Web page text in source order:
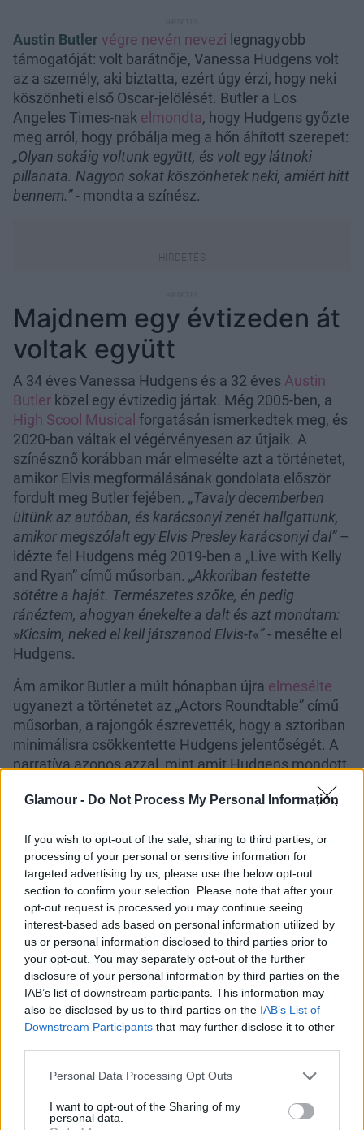
Glamour - Do Not Process My Personal Information
If you wish to opt-out of the sale, sharing to third parties, or
processing of your personal or sensitive information for
targeted advertising by us, please use the below opt-out
section to confirm your selection. Please note that after your
opt-out request is processed you may continue seeing
interest-based ads based on personal information utilized by
us or personal information disclosed to third parties prior to
your opt-out. You may separately opt-out of the further
disclosure of your personal information by third parties on the
IAB’s list of downstream participants. This information may
also be disclosed by us to third parties on the IAB’s List of
Downstream Participants that may further disclose it to other
Please note that this website/app uses one or more Google
not limited to your visit or usage behaviour. You may click to
grant or deny consent to Google and its third-party tags to
Personal Data Processing Opt Outs
I want to opt-out of the Sharing of my
personal data.
Austin Butler végre nevén nevezi legnagyobb
támogatóját: volt barátnője, Vanessa Hudgens volt
az a személy, aki biztatta, ezért úgy érzi, hogy neki
köszönheti első Oscar-jelölését. Butler a Los
Angeles Times-nak elmondta, hogy Hudgens győzte
meg arról, hogy próbálja meg a hőn áhított szerepet:
„Olyan sokáig voltunk együtt, és volt egy látnoki
pillanata. Nagyon sokat köszönhetek neki, amiért hitt
bennem.”- mondta a színész.
Majdnem egy évtizeden át
voltak együtt
A 34 éves Vanessa Hudgens és a 32 éves Austin
Butler közel egy évtizedig jártak. Még 2005-ben, a
High Scool Musical forgatásán ismerkedtek meg, és
2020-ban váltak el végérvényesen az útjaik. A
színésznő korábban már elmesélte azt a történetet,
amikor Elvis megformálásának gondolata először
fordult meg Butler fejében. „Tavaly decemberben
ültünk az autóban, és karácsonyi zenét hallgattunk,
amikor megszólalt egy Elvis Presley karácsonyi dal”–
idézte fel Hudgens még 2019-ben a „Live with Kelly
and Ryan” című műsorban. „Akkoriban festette
sötétre a haját. Természetes szőke, én pedig
ránéztem, ahogyan énekelte a dalt és azt mondtam:
»Kicsim, neked el kell játszanod Elvis-t«”- mesélte el
Hudgens.
Ám amikor Butler a múlt hónapban újra elmesélte
ugyanezt a történetet az „Actors Roundtable” című
műsorban, a rajongók észrevették, hogy a sztoriban
minimálisra csökkentette Hudgens jelentőségét. A
narratíva azonos azzal, mint amit Hudgens mondott,
azt viszont Butler nem árulta el, ki a titokzatos barát.
diktált magának
„Néhány héttel később épp zongoráztam. Igazából
soha nem énekeltem egyik barátomnak sem, de most
ugyanaz a barát volt ott, és előtte játszottam. Azt
mondta: »Komolyan mondom. Ki kell találnod,
hogyan szerezd meg a forgatókönyv jogait.«”Aztán
az ügynököm felhívott, és azt mondta:„Szóval, Baz
Luhrmann egy Elvis-filmet készít.”Az emberek
sokszor
megkérdezték tőle, tudja-e, hogy úgy néz ki,
Everest. Nem tudom, hogy elég jó vagyok-e, de
mindent bele kell adnom."Valóban ennyire elszánt
volt: személyi edzőhöz járt, képezte a hangját és az